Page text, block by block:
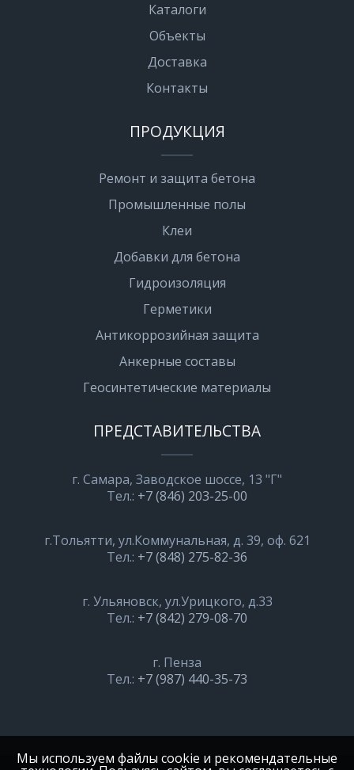
Каталоги
Объекты
Доставка
Контакты
ПРОДУКЦИЯ
Ремонт и защита бетона
Промышленные полы
Клеи
Добавки для бетона
Гидроизоляция
Герметики
Антикоррозийная защита
Анкерные составы
Геосинтетические материалы
ПРЕДСТАВИТЕЛЬСТВА
г. Самара, Заводское шоссе, 13 "Г"
Тел.: +7 (846) 203-25-00
г.Тольятти, ул.Коммунальная, д. 39, оф. 621
Тел.: +7 (848) 275-82-36
г. Ульяновск, ул.Урицкого, д.33
Тел.: +7 (842) 279-08-70
г. Пенза
Тел.: +7 (987) 440-35-73
Мы используем файлы cookie и рекомендательные